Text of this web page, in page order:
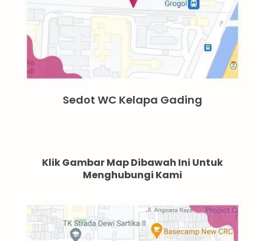
Sedot WC Kelapa Gading
Klik Gambar Map Dibawah Ini Untuk
Menghubungi Kami